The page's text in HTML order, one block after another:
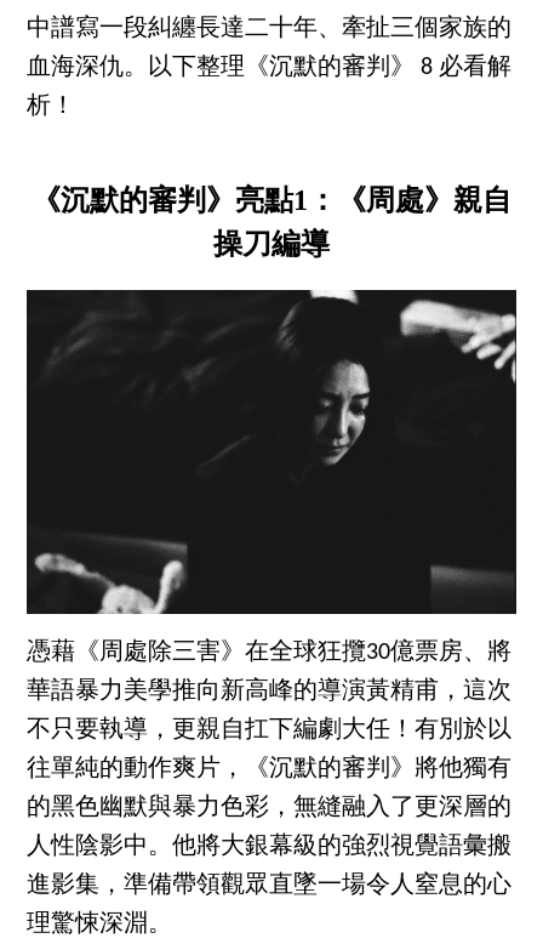
中譜寫一段糾纏長達二十年、牽扯三個家族的
血海深仇。以下整理《沉默的審判》 8 必看解
析！
《沉默的審判》亮點1：《周處》親自
操刀編導
憑藉《周處除三害》在全球狂攬30億票房、將
華語暴力美學推向新高峰的導演黃精甫，這次
不只要執導，更親自扛下編劇大任！有別於以
往單純的動作爽片，《沉默的審判》將他獨有
的黑色幽默與暴力色彩，無縫融入了更深層的
人性陰影中。他將大銀幕級的強烈視覺語彙搬
進影集，準備帶領觀眾直墜一場令人窒息的心
理驚悚深淵。